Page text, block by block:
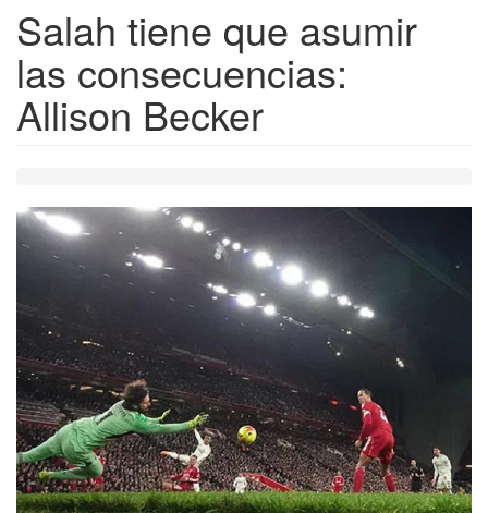
Salah tiene que asumir
las consecuencias:
Allison Becker